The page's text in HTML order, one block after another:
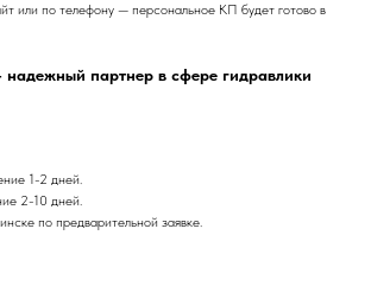
или по телефону — персональное КП будет готово в
партнер в сфере гидравлики
1-2 дней.
2-10 дней.
по предварительной заявке.